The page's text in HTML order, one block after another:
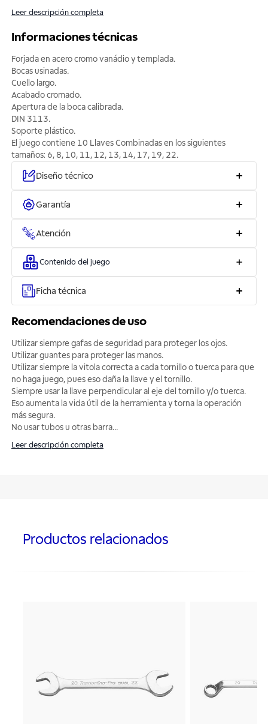
Leer descripción completa
Informaciones técnicas
Forjada en acero cromo vanádio y templada.
Bocas usinadas.
Cuello largo.
Acabado cromado.
Apertura de la boca calibrada.
DIN 3113.
Soporte plástico.
El juego contiene 10 Llaves Combinadas en los siguientes
tamaños: 6, 8, 10, 11, 12, 13, 14, 17, 19, 22.
Diseño técnico
Garantía
Atención
Contenido del juego
Ficha técnica
Recomendaciones de uso
Utilizar siempre gafas de seguridad para proteger los ojos.
Utilizar guantes para proteger las manos.
Utilizar siempre la vitola correcta a cada tornillo o tuerca para que
no haga juego, pues eso daña la llave y el tornillo.
Siempre usar la llave perpendicular al eje del tornillo y/o tuerca.
Eso aumenta la vida útil de la herramienta y torna la operación
más segura.
No usar tubos u otras barra...
Leer descripción completa
Productos relacionados